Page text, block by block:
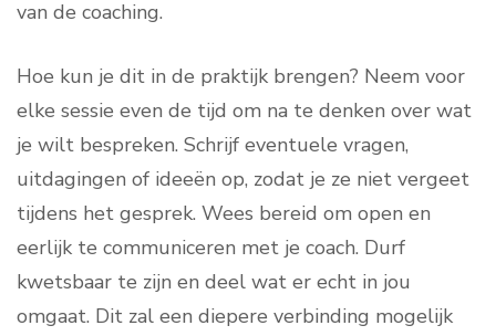
van de coaching.
Hoe kun je dit in de praktijk brengen? Neem voor
elke sessie even de tijd om na te denken over wat
je wilt bespreken. Schrijf eventuele vragen,
uitdagingen of ideeën op, zodat je ze niet vergeet
tijdens het gesprek. Wees bereid om open en
eerlijk te communiceren met je coach. Durf
kwetsbaar te zijn en deel wat er echt in jou
omgaat. Dit zal een diepere verbinding mogelijk